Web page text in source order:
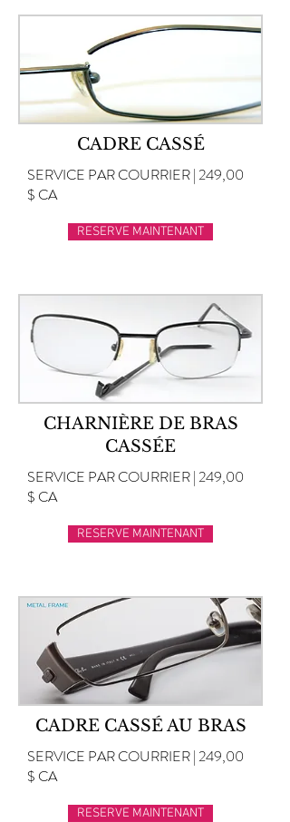
CADRE CASSÉ
SERVICE PAR COURRIER | 249,00
$ CA
RESERVE MAINTENANT
CHARNIÈRE DE BRAS
CASSÉE
SERVICE PAR COURRIER | 249,00
$ CA
RESERVE MAINTENANT
CADRE CASSÉ AU BRAS
SERVICE PAR COURRIER | 249,00
$ CA
RESERVE MAINTENANT